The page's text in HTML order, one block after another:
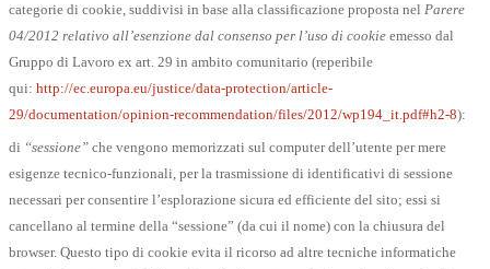
categorie di cookie, suddivisi in base alla classificazione proposta nel Parere
04/2012 relativo all’esenzione dal consenso per l’uso di cookie emesso dal
Gruppo di Lavoro ex art. 29 in ambito comunitario (reperibile
qui: http://ec.europa.eu/justice/data-protection/article-
29/documentation/opinion-recommendation/files/2012/wp194_it.pdf#h2-8):
di “sessione” che vengono memorizzati sul computer dell’utente per mere
esigenze tecnico-funzionali, per la trasmissione di identificativi di sessione
necessari per consentire l’esplorazione sicura ed efficiente del sito; essi si
cancellano al termine della “sessione” (da cui il nome) con la chiusura del
browser. Questo tipo di cookie evita il ricorso ad altre tecniche informatiche